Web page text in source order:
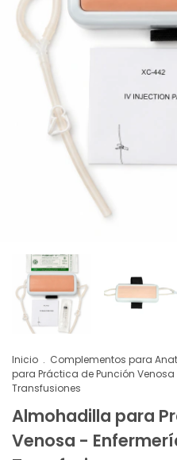
Inicio . Complementos para
para Práctica de Punción
Transfusiones
Almohadilla para
Venosa -